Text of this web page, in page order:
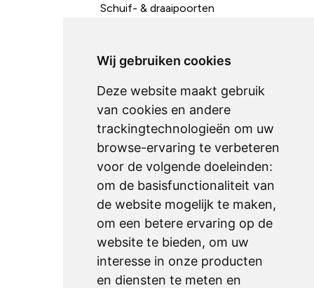
Wij gebruiken cookies
Deze website maakt gebruik
van cookies en andere
trackingtechnologieën om uw
browse-ervaring te verbeteren
voor de volgende doeleinden:
om de basisfunctionaliteit van
de website mogelijk te maken,
om een betere ervaring op de
website te bieden, om uw
interesse in onze producten
en diensten te meten en
Schuif- & draaipoorten
Metaalconstructies
Ondersteuning
onderhoud
downloads
technische fiches
Sitemap
home
producten